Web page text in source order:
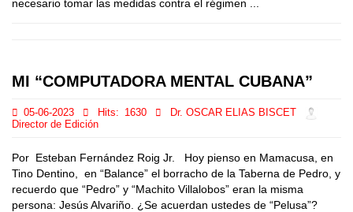
necesario tomar las medidas contra el régimen ...
MI “COMPUTADORA MENTAL CUBANA”
05-06-2023 Hits: 1630
Dr. OSCAR ELIAS BISCET
Director de Edición
Por Esteban Fernández Roig Jr. Hoy pienso en Mamacusa, en
Tino Dentino, en “Balance” el borracho de la Taberna de Pedro, y
recuerdo que “Pedro” y “Machito Villalobos” eran la misma
persona: Jesús Alvariño. ¿Se acuerdan ustedes de “Pelusa”?